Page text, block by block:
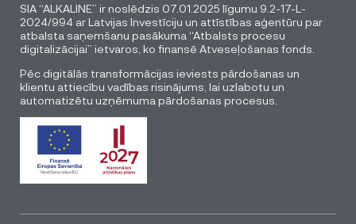
SIA “ALKALINE” ir noslēdzis 07.01.2025 līgumu 9.2-17-L-
2024/994 ar Latvijas Investīciju un attīstības aģentūru par
atbalsta saņemšanu pasākuma “Atbalsts procesu
digitalizācijai” ietvaros, ko finansē Atveseļošanas fonds.
Pēc digitālās transformācijas ieviests pārdošanas un
klientu attiecību vadības risinājums, lai uzlabotu un
automatizētu uzņēmuma pārdošanas procesus.